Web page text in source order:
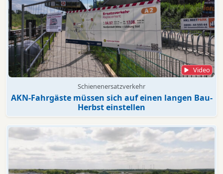
Video
Schienenersatzverkehr
AKN-Fahrgäste müssen sich auf einen langen Bau-
Herbst einstellen